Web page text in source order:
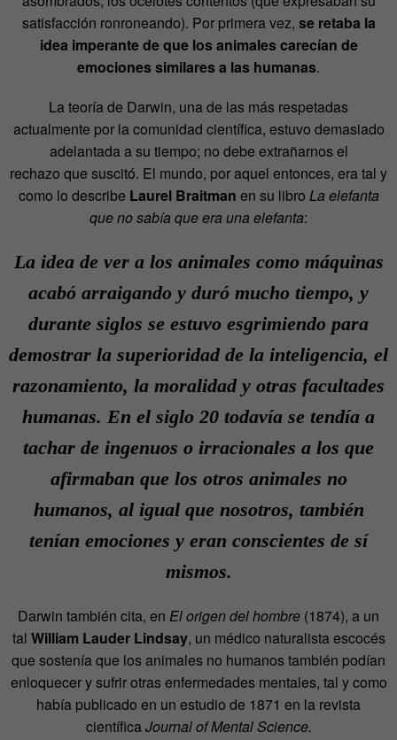
satisfacción ronroneando). Por primera vez, se retaba la
idea imperante de que los animales carecían de
emociones similares a las humanas.
La teoría de Darwin, una de las más respetadas
actualmente por la comunidad científica, estuvo demasiado
adelantada a su tiempo; no debe extrañarnos el
rechazo que suscitó. El mundo, por aquel entonces, era tal y
como lo describe Laurel Braitman en su libro La elefanta
que no sabía que era una elefanta:
La idea de ver a los animales como máquinas
acabó arraigando y duró mucho tiempo, y
durante siglos se estuvo esgrimiendo para
demostrar la superioridad de la inteligencia, el
razonamiento, la moralidad y otras facultades
humanas. En el siglo 20 todavía se tendía a
tachar de ingenuos o irracionales a los que
afirmaban que los otros animales no
humanos, al igual que nosotros, también
tenían emociones y eran conscientes de sí
mismos.
Darwin también cita, en El origen del hombre (1874), a un
tal William Lauder Lindsay, un médico naturalista escocés
que sostenía que los animales no humanos también podían
enloquecer y sufrir otras enfermedades mentales, tal y como
había publicado en un estudio de 1871 en la revista
científicaJournal of Mental Science.